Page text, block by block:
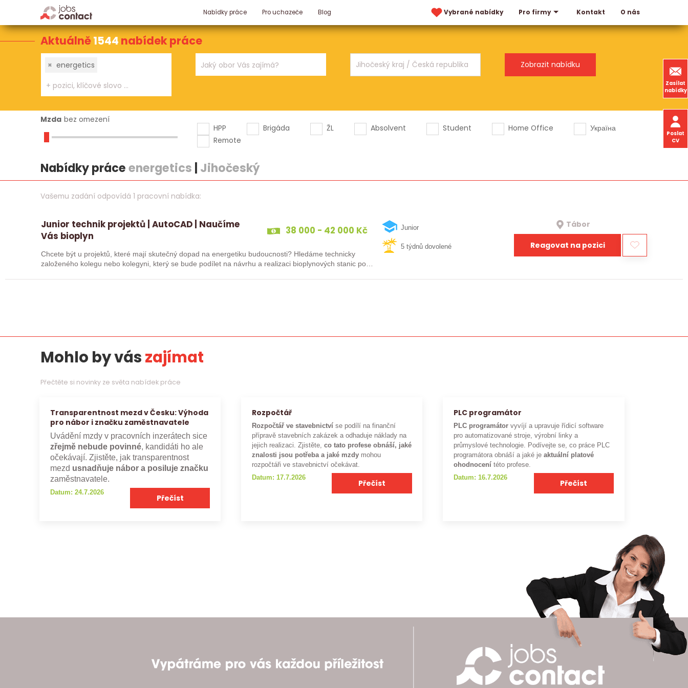
Nabídky práce Pro uchazeče Blog Vybrané nabídky Pro firmy Kontakt O nás
Zasílat
nabídky
Poslat
CV
Aktuálně1544 nabídek práce
× energetics
Mzda bez omezení
HPP
Brigáda ŽL Absolvent Student Home Office
Україна
Remote
Nabídky práceenergetics Jihočeský
Vašemu zadání odpovídá 1 pracovní nabídka:
Junior technik projektů | AutoCAD | Naučíme
Vás bioplyn
38 000 - 42 000 Kč
Chcete být u projektů, které mají skutečný dopad na energetiku budoucnosti? Hledáme technicky
založeného kolegu nebo kolegyni, který se bude podílet na návrhu a realizaci bioplynových stanic po
Junior
5 týdnů dovolené
Tábor
Reagovat na pozici
Mohlo by vászajímat
Přečtěte si novinky ze světa nabídek práce
Transparentnost mezd v Česku: Výhoda
pro nábor i značku zaměstnavatele
Uvádění mzdy v pracovních inzerátech sice
zřejmě nebude povinné, kandidáti ho ale
očekávají. Zjistěte, jak transparentnost
mezd usnadňuje nábor a posiluje značku
zaměstnavatele.
Datum: 24.7.2026
Přečíst
Rozpočtář
Rozpočtář ve stavebnictví se podílí na finanční
přípravě stavebních zakázek a odhaduje náklady na
jejich realizaci. Zjistěte,co tato profese obnáší, jaké
znalosti jsou potřeba a jaké mzdy mohou
rozpočtáři ve stavebnictví očekávat.
Datum: 17.7.2026
Přečíst
PLC programátor
PLC programátor vyvíjí a upravuje řídicí software
pro automatizované stroje, výrobní linky a
průmyslové technologie. Podívejte se, co práce PLC
programátora obnáší a jaké je aktuální platové
ohodnocení této profese.
Datum: 16.7.2026
Přečíst